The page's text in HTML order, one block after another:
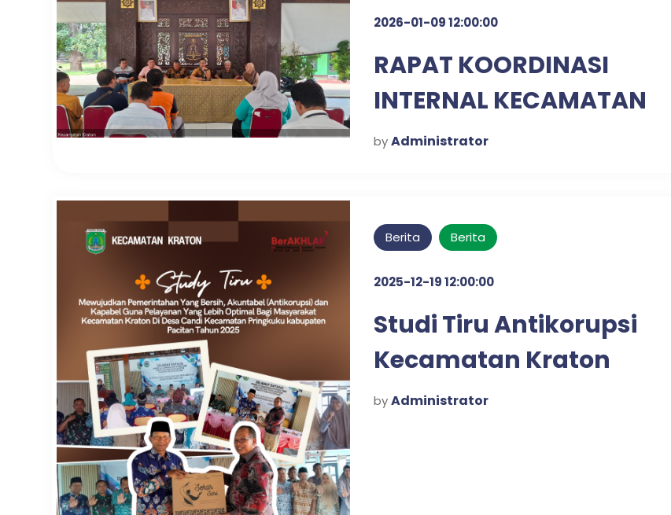
2026-01-09 12:00:00
RAPAT KOORDINASI
INTERNAL KECAMATAN
KRATON UNTUK
by Administrator
Berita Berita
2025-12-19 12:00:00
Studi Tiru Antikorupsi
Kecamatan Kraton
dalam Mewujudkan
by Administrator